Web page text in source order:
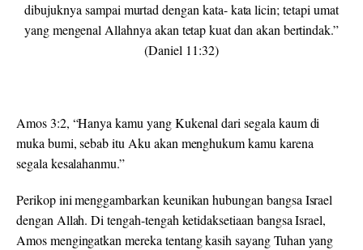
dibujuknya sampai murtad dengan kata- kata licin; tetapi umat
yang mengenal Allahnya akan tetap kuat dan akan bertindak.”
(Daniel 11:32)
Amos 3:2, “Hanya kamu yang Kukenal dari segalakaum di
mukabumi, sebabitu Akuakanmenghukum kamukarena
segala kesalahanmu.”
Perikop ini menggambarkan keunikan hubungan bangsa Israel
dengan Allah. Di tengah-tengah ketidaksetiaan bangsa Israel,
Amos mengingatkan mereka tentang kasih sayang Tuhan yang